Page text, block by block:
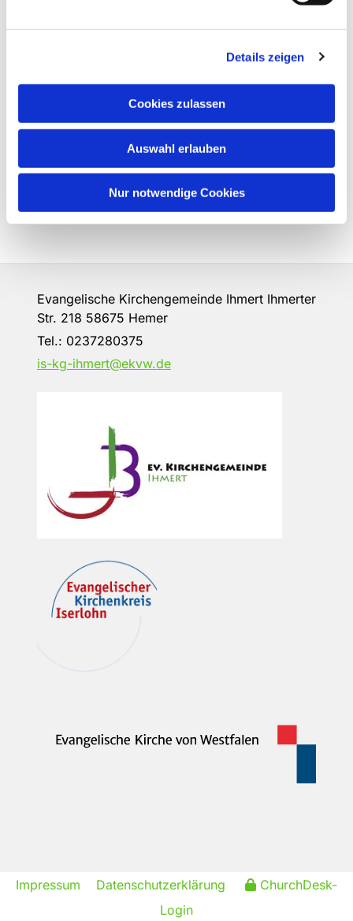
Details zeigen
Cookies zulassen
Auswahl erlauben
Nur notwendige Cookies
Evangelische Kirchengemeinde Ihmert Ihmerter
Str. 218 58675 Hemer
Tel.: 0237280375
is-kg-ihmert@ekvw.de
Impressum Datenschutzerklärung
ChurchDesk-
Login